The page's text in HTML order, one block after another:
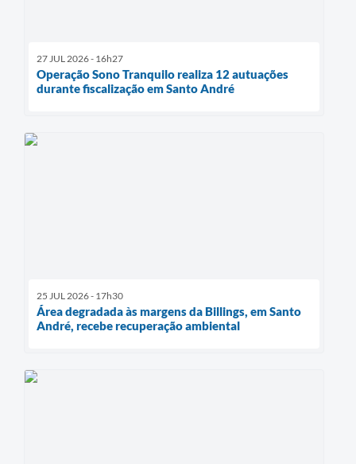
27 JUL 2026 - 16h27
Operação Sono Tranquilo realiza 12 autuações
durante fiscalização em Santo André
25 JUL 2026 - 17h30
Área degradada às margens da Billings, em Santo
André, recebe recuperação ambiental